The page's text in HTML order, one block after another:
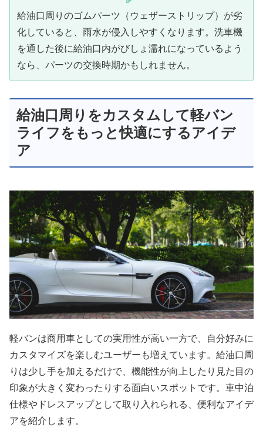
給油口周りのゴムパーツ（ウェザーストリップ）が劣
化していると、雨水が侵入しやすくなります。洗車機
を通した後に給油口内がびしょ濡れになっているよう
なら、パーツの交換時期かもしれません。
給油口周りをカスタムして軽バン
ライフをもっと快適にするアイデ
ア
軽バンは商用車としての実用性が高い一方で、自分好みに
カスタマイズを楽しむユーザーも増えています。給油口周
りは少し手を加えるだけで、機能性が向上したり見た目の
印象が大きく変わったりする面白いスポットです。車中泊
仕様やドレスアップとして取り入れられる、便利なアイデ
アを紹介します。